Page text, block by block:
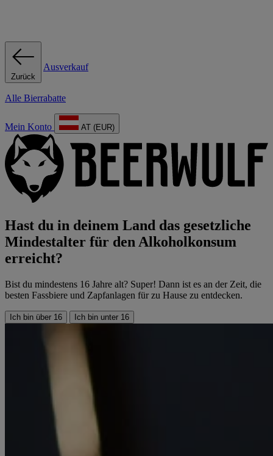
Zurück
Ausverkauf
Alle Bierrabatte
Mein Konto AT (EUR)
Hast du in deinem Land das gesetzliche
Mindestalter für den Alkoholkonsum
erreicht?
Bist du mindestens 16 Jahre alt? Super! Dann ist es an der Zeit, die
besten Fassbiere und Zapfanlagen für zu Hause zu entdecken.
Ich bin über 16 Ich bin unter 16